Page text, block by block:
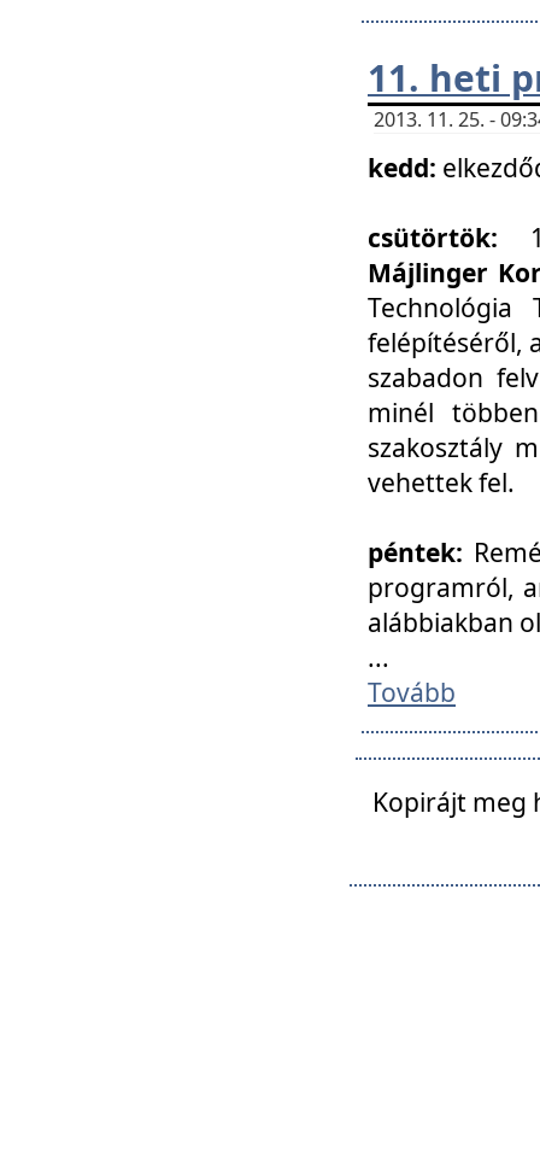
11. heti
2013. 11. 25. -
kedd:
csütörtök:
Májlinger
Technológia
felépítéséről,
szabadon
minél
szakosztály
vehettek fel.
péntek:
programról,
alábbiakban
...
Tovább
Kopirájt meg